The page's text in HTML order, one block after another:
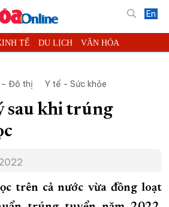
En
TẾ DU LỊCH VĂN HÓA
PHÁP LUẬT BẠN ĐỌC
VIDEO ĐỌC BÁO ONLINE
QUẢNG CÁO
HƯƠNG
CHÍNH
– Đô thị Y tế - Sức khỏe
sau khi trúng
trên cả nước vừa đồng loạt